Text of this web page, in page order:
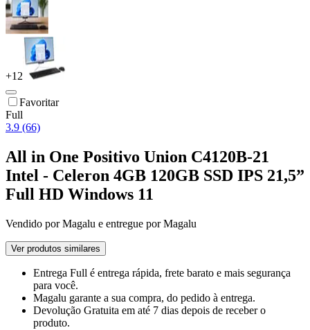
+12
Favoritar
Full
3.9 (66)
All in One Positivo Union C4120B-21
Intel - Celeron 4GB 120GB SSD IPS 21,5”
Full HD Windows 11
Vendido porMagalu e entregue por Magalu
Ver produtos similares
Entrega Full é entrega rápida, frete barato e mais segurança
para você.
Magalu garante a sua compra, do pedido à entrega.
Devolução Gratuita em até 7 dias depois de receber o
produto.